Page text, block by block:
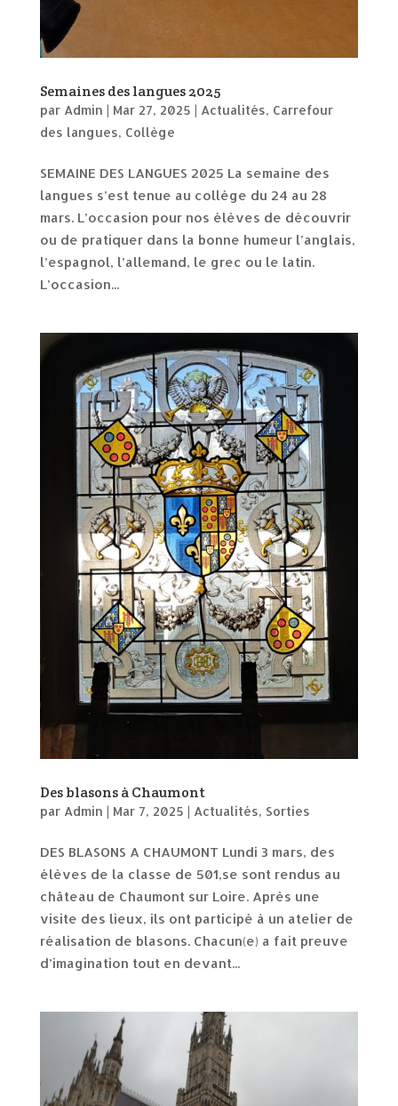
Semaines des langues 2025
par Admin Mar 27, 2025 Actualités, Carrefour
des langues, Collège
SEMAINE DES LANGUES 2025 La semaine des
langues s’est tenue au collège du 24 au 28
mars. L’occasion pour nos élèves de découvrir
ou de pratiquer dans la bonne humeur l’anglais,
l’espagnol, l’allemand, le grec ou le latin.
L’occasion...
Des blasons à Chaumont
par Admin | Mar 7, 2025 | Actualités, Sorties
DES BLASONS A CHAUMONT Lundi 3 mars, des
élèves de la classe de 501,se sont rendus au
château de Chaumont sur Loire. Après une
visite des lieux, ils ont participé à un atelier de
réalisation de blasons. Chacun(e) a fait preuve
d’imagination tout en devant...